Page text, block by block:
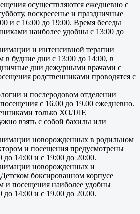
осуществляются ежедневно с
воскресенье и праздничные
и с 16:00 до 19:00. Время беседы
наиболее удобны с 13:00 до
и интенсивной терапии
в будние дни с 13:00 до 14:00, в
дни дежурными врачами с
родственниками проводятся с
и послеродовом отделении
с 16.00 до 19.00 ежедневно.
только ХОЛЛЕ
взять с собой бахилы или
новорожденных в родильном
и посещения предусмотрены
до 14:00 и с 19:00 до 20:00.
новорожденных и
боксированном корпусе
и посещения наиболее удобны
до 14:00 и с 19.00 до 20.00.